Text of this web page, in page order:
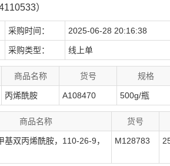
）
采购时间： 2025-06-28 20:16:38
采购类型： 线上单
商品名称 货号 规格
丙烯酰胺 A108470 500g/瓶
商品名称 货号
基双丙烯酰胺，110-26-9，
M128783